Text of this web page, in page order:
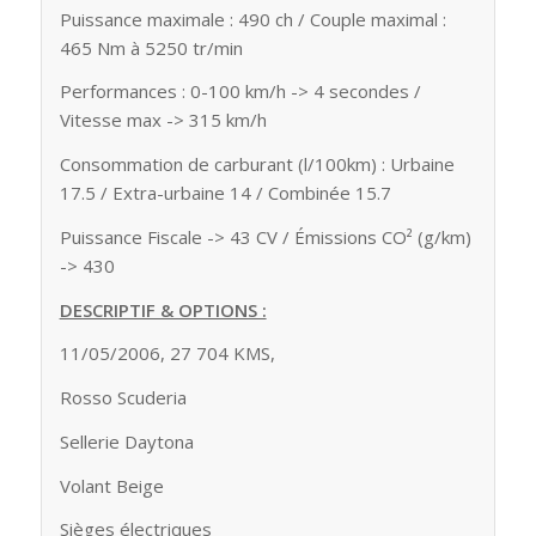
Puissance maximale : 490 ch / Couple maximal :
465 Nm à 5250 tr/min
Performances : 0-100 km/h -> 4 secondes /
Vitesse max -> 315 km/h
Consommation de carburant (l/100km) : Urbaine
17.5 / Extra-urbaine 14 / Combinée 15.7
Puissance Fiscale -> 43 CV / Émissions CO² (g/km)
-> 430
DESCRIPTIF & OPTIONS :
11/05/2006, 27 704 KMS,
Rosso Scuderia
Sellerie Daytona
Volant Beige
Sièges électriques